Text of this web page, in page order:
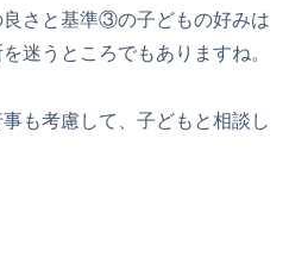
さと基準③の子どもの好みは
迷うところでもありますね。
も考慮して、子どもと相談し